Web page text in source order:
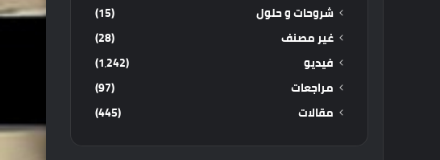
شروحات و حلول
(15)
غير مصنف
(28)
فيديو
(1٬242)
مراجعات
(97)
مقالات
(445)